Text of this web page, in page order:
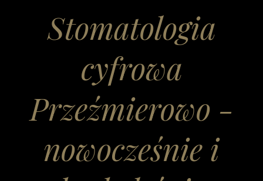
Stomatologia
cyfrowa
Przeźmierowo -
nowocześnie i